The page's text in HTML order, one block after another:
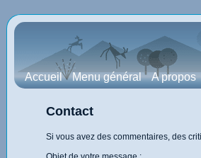
Accueil Menu général A propos
Contact
Si vous avez des commentaires, des